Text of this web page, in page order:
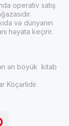
operativ satış
və dünyanın
həyata keçirir.
ən böyük kitab
Köçərlidir.